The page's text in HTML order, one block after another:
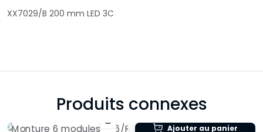
XX7029/B 200 mm LED 3C
Produits connexes
Ajouter au panier